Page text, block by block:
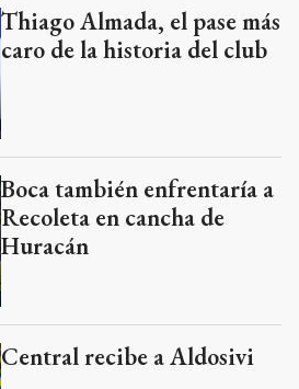
Thiago Almada, el pase más
caro de la historia del club
Boca también enfrentaría a
Recoleta en cancha de
Huracán
Central recibe a Aldosivi